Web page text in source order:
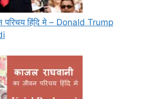
परिचय हिंदि मे – Donald Trump